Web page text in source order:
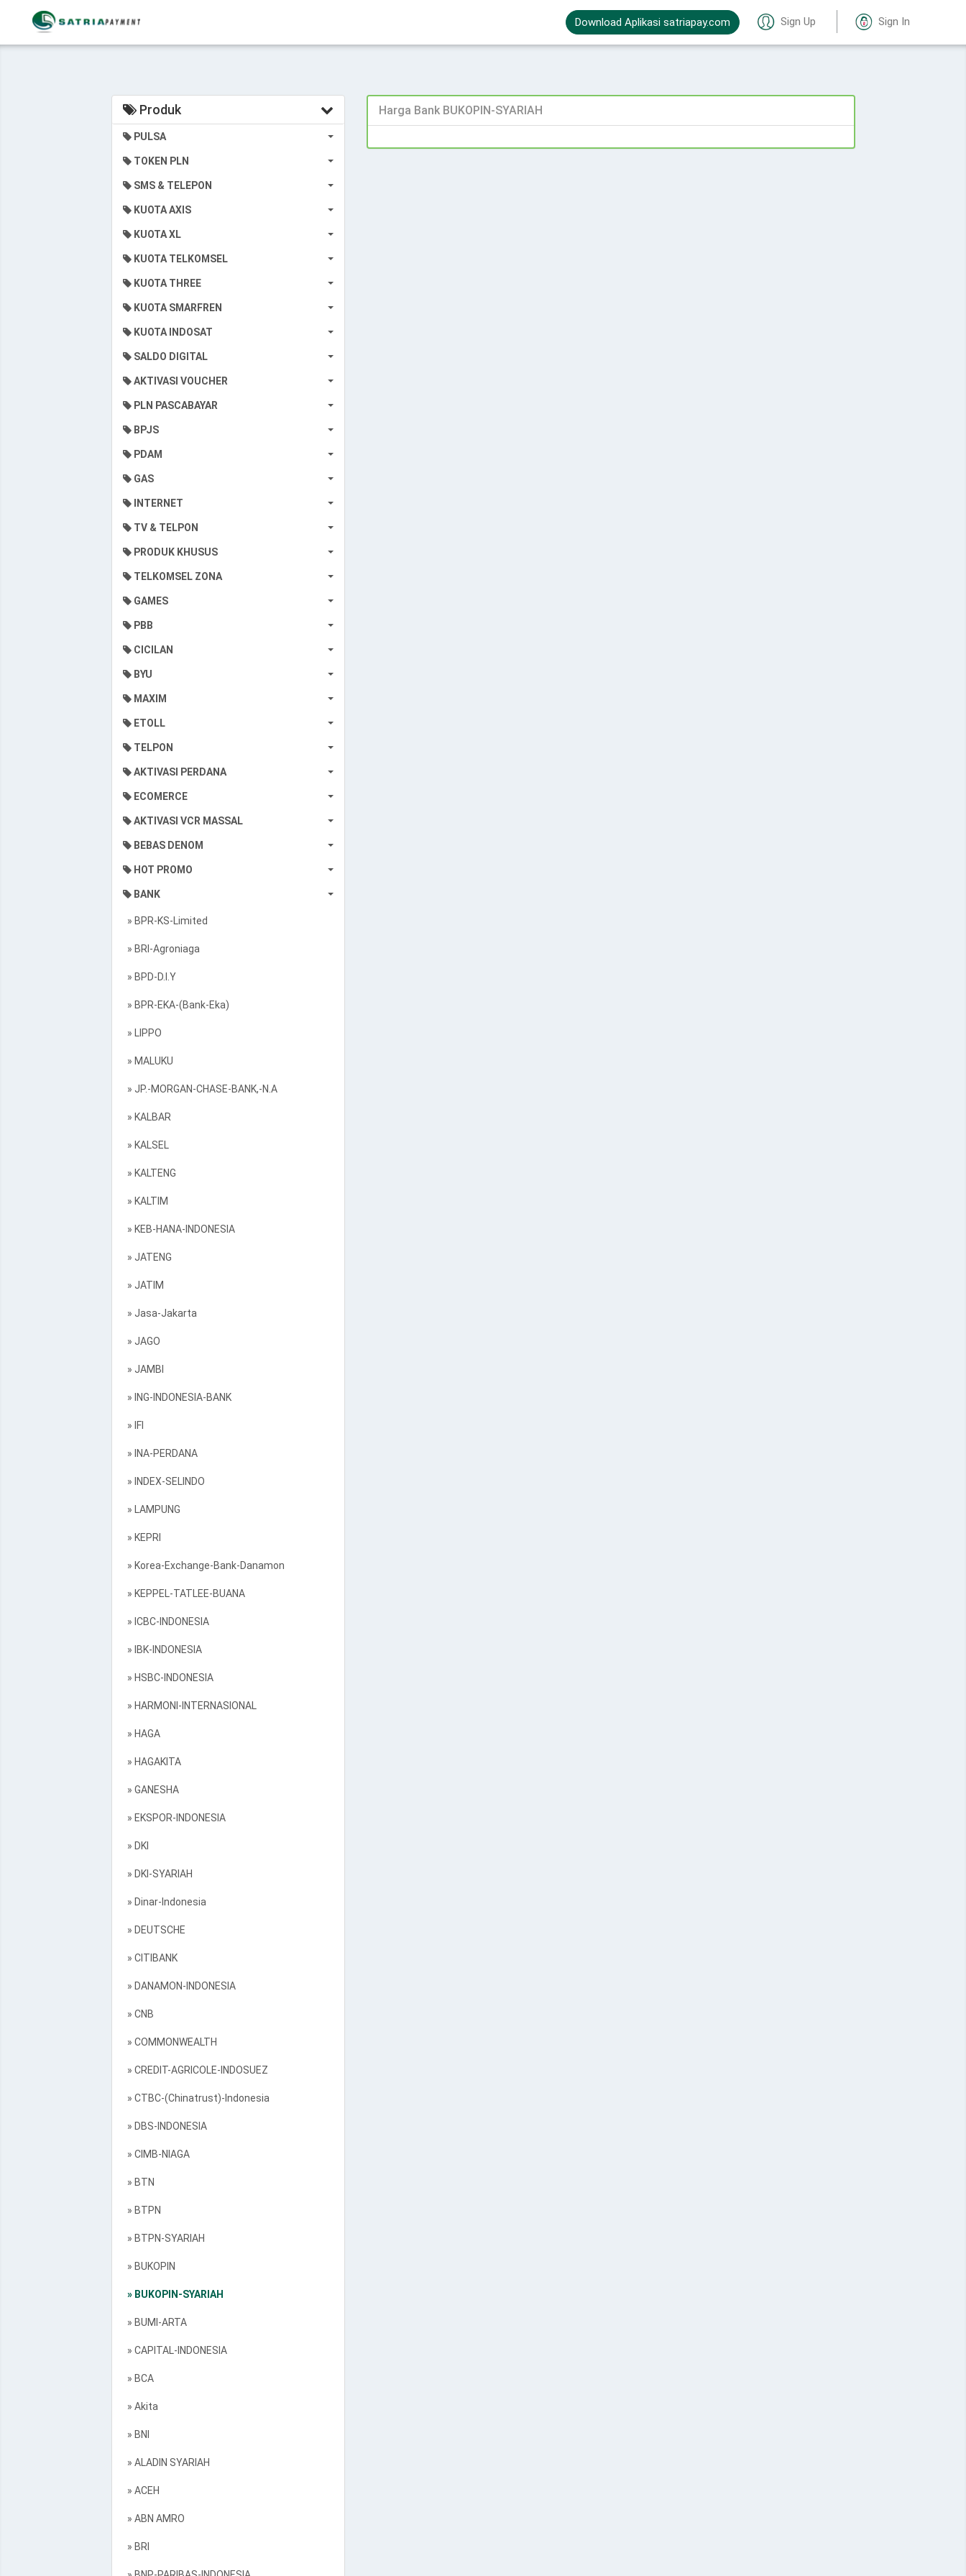
Download Aplikasi satriapay.com Sign Up Sign In
Produk
PULSA
TOKEN PLN
SMS & TELEPON
KUOTA AXIS
KUOTA XL
KUOTA TELKOMSEL
KUOTA THREE
KUOTA SMARFREN
KUOTA INDOSAT
SALDO DIGITAL
AKTIVASI VOUCHER
PLN PASCABAYAR
BPJS
PDAM
GAS
INTERNET
TV & TELPON
PRODUK KHUSUS
TELKOMSEL ZONA
GAMES
PBB
CICILAN
BYU
MAXIM
ETOLL
TELPON
AKTIVASI PERDANA
ECOMERCE
AKTIVASI VCR MASSAL
BEBAS DENOM
HOT PROMO
BANK
» BPR-KS-Limited
» BRI-Agroniaga
» BPD-D.I.Y
» BPR-EKA-(Bank-Eka)
» LIPPO
» MALUKU
» JP.-MORGAN-CHASE-BANK,-N.A
» KALBAR
» KALSEL
» KALTENG
» KALTIM
» KEB-HANA-INDONESIA
» JATENG
» JATIM
» Jasa-Jakarta
» JAGO
» JAMBI
» ING-INDONESIA-BANK
» IFI
» INA-PERDANA
» INDEX-SELINDO
» LAMPUNG
» KEPRI
» Korea-Exchange-Bank-Danamon
» KEPPEL-TATLEE-BUANA
» ICBC-INDONESIA
» IBK-INDONESIA
» HSBC-INDONESIA
» HARMONI-INTERNASIONAL
» HAGA
» HAGAKITA
» GANESHA
» EKSPOR-INDONESIA
» DKI
» DKI-SYARIAH
» Dinar-Indonesia
» DEUTSCHE
» CITIBANK
» DANAMON-INDONESIA
» CNB
» COMMONWEALTH
» CREDIT-AGRICOLE-INDOSUEZ
» CTBC-(Chinatrust)-Indonesia
» DBS-INDONESIA
» CIMB-NIAGA
» BTN
» BTPN
» BTPN-SYARIAH
» BUKOPIN
» BUKOPIN-SYARIAH
» BUMI-ARTA
» CAPITAL-INDONESIA
» BCA
» Akita
» BNI
» ALADIN SYARIAH
» ACEH
» ABN AMRO
» BRI
Harga Bank BUKOPIN-SYARIAH